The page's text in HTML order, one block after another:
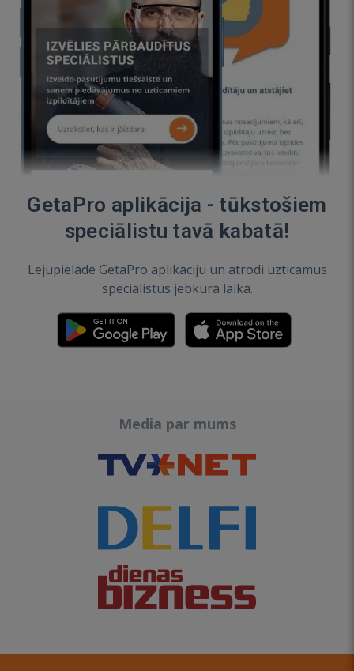
GetaPro aplikācija - tūkstošiem
speciālistu tavā kabatā!
Lejupielādē GetaPro aplikāciju un atrodi uzticamus
speciālistus jebkurā laikā.
Media par mums